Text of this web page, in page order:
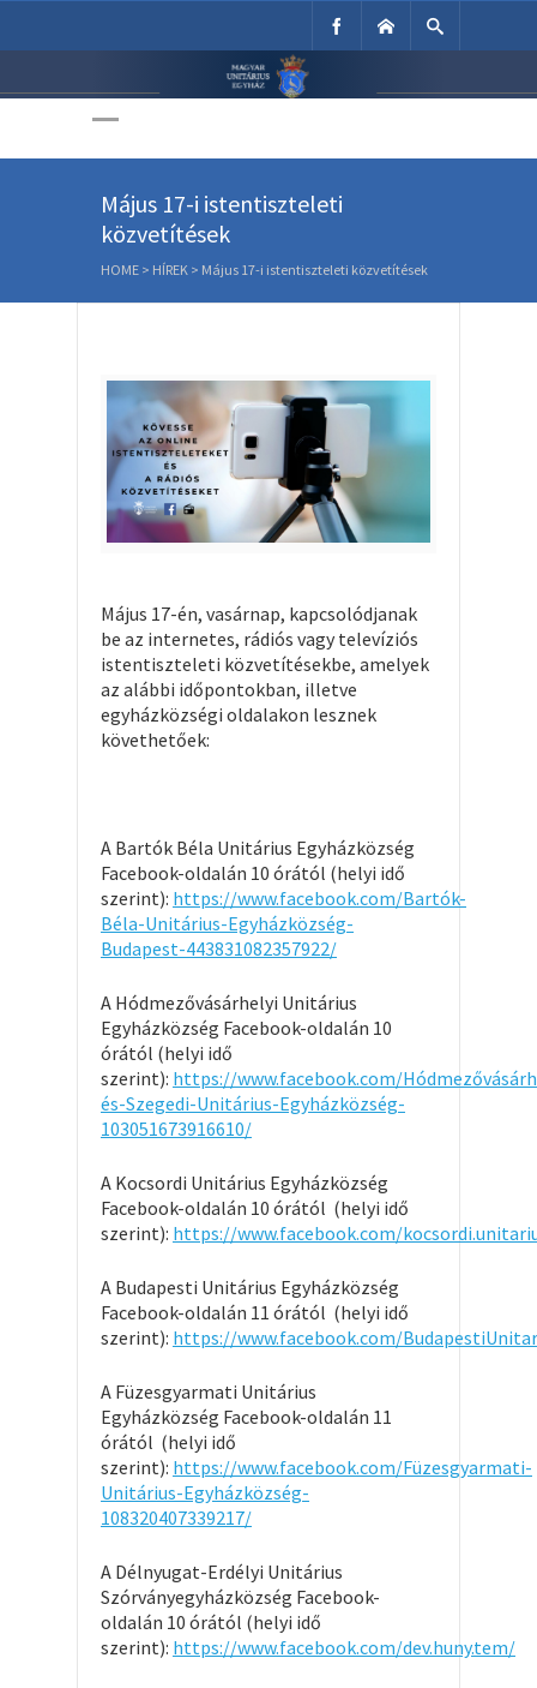
Unitárius Egyház
Május 17-i istentiszteleti
közvetítések
HOME > HÍREK > Május 17-i istentiszteleti közvetítések
Május 17-én, vasárnap, kapcsolódjanak
be az internetes, rádiós vagy televíziós
istentiszteleti közvetítésekbe, amelyek
az alábbi időpontokban, illetve
egyházközségi oldalakon lesznek
követhetőek:
A Bartók Béla Unitárius Egyházközség
Facebook-oldalán 10 órától (helyi idő
szerint): https://www.facebook.com/Bartók-
Béla-Unitárius-Egyházközség-
Budapest-443831082357922/
A Hódmezővásárhelyi Unitárius
Egyházközség Facebook-oldalán 10
órától (helyi idő
szerint): https://www.facebook.com/
és-Szegedi-Unitárius-Egyházközség-
103051673916610/
A Kocsordi Unitárius Egyházközség
Facebook-oldalán 10 órától (helyi idő
szerint): https://www.facebook.com/
A Budapesti Unitárius Egyházközség
Facebook-oldalán 11 órától (helyi idő
szerint): https://www.facebook.com/
A Füzesgyarmati Unitárius
Egyházközség Facebook-oldalán 11
órától (helyi idő
szerint): https://www.facebook.com/Füzesgyarmati-
Unitárius-Egyházközség-
108320407339217/
A Délnyugat-Erdélyi Unitárius
Szórványegyházközség Facebook-
oldalán 10 órától (helyi idő
szerint): https://www.facebook.com/dev.huny.tem/